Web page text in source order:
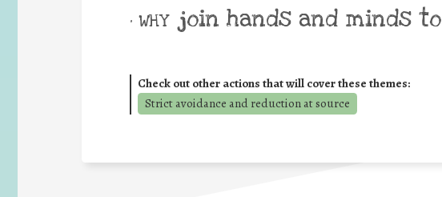
• WHY join hands and minds to
Check out other actions that will cover these themes:
Strict avoidance and reduction at source